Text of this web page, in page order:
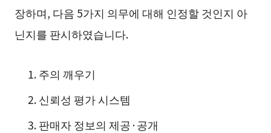
장하며, 다음 5가지 의무에 대해 인정할 것인지 아
닌지를 판시하였습니다.
주의 깨우기
신뢰성 평가 시스템
판매자 정보의 제공·공개